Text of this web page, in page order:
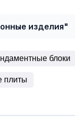
изделия"
блоки
плиты